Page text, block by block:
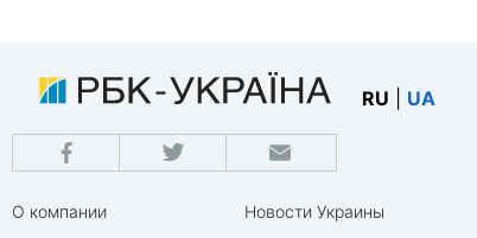
RU UA
О компании
Новости Украины